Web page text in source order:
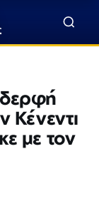
Κένεντι
με τον